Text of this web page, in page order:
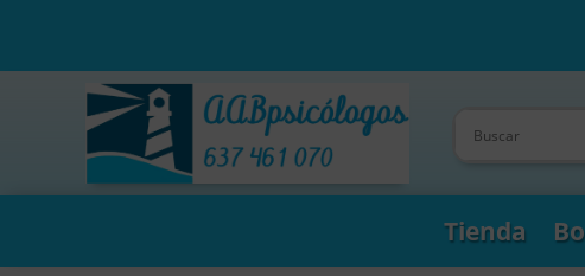
Tienda